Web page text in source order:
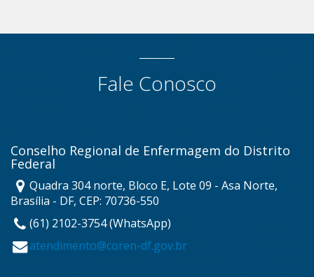
Fale Conosco
Conselho Regional de Enfermagem do Distrito
Federal
Quadra 304 norte, Bloco E, Lote 09 - Asa Norte,
Brasília - DF, CEP: 70736-550
(61) 2102-3754 (WhatsApp)
atendimento@coren-df.gov.br